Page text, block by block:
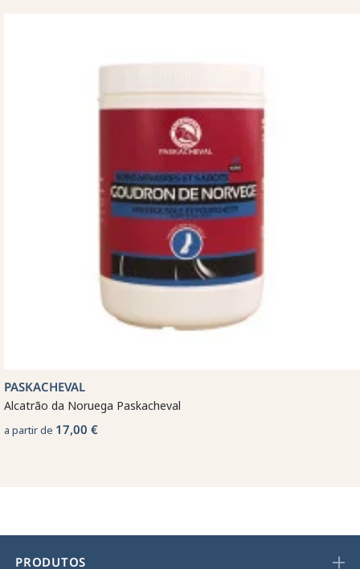
PASKACHEVAL
Alcatrão da Noruega Paskacheval
a partir de 17,00 €
PRODUTOS